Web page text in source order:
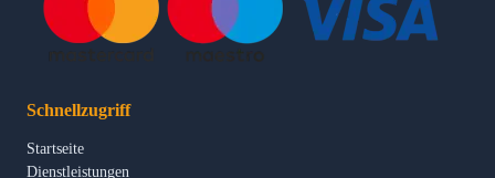
Schnellzugriff
Startseite
Dienstleistungen